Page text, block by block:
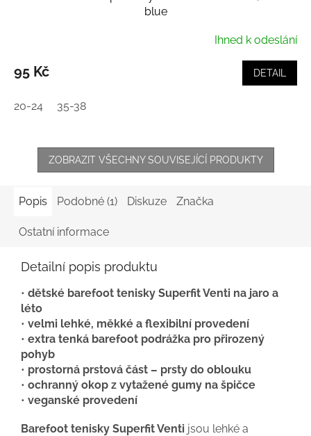
blue
Ihned k odeslání
95 Kč DETAIL
20-24 35-38
ZOBRAZIT VŠECHNY SOUVISEJÍCÍ PRODUKTY
Popis Podobné (1) Diskuze Značka
Ostatní informace
Detailní popis produktu
• dětské barefoot tenisky Superfit Venti na jaro a
léto
• velmi lehké, měkké a flexibilní provedení
• extra tenká barefoot podrážka pro přirozený
pohyb
• prostorná prstová část – prsty do oblouku
• ochranný okop z vytažené gumy na špičce
• veganské provedení
Barefoot tenisky Superfit Venti jsou lehké a